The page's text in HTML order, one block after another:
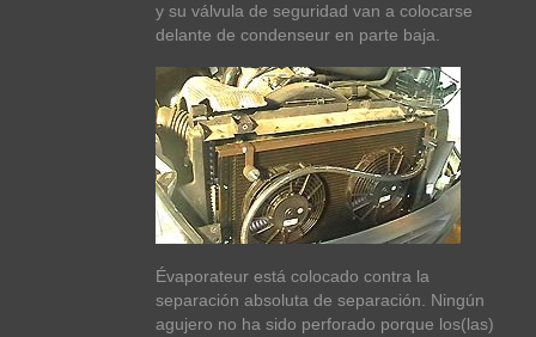
y su válvula de seguridad van a colocarse
delante de condenseur en parte baja.
Évaporateur está colocado contra la
separación absoluta de separación. Ningún
agujero no ha sido perforado porque los(las)